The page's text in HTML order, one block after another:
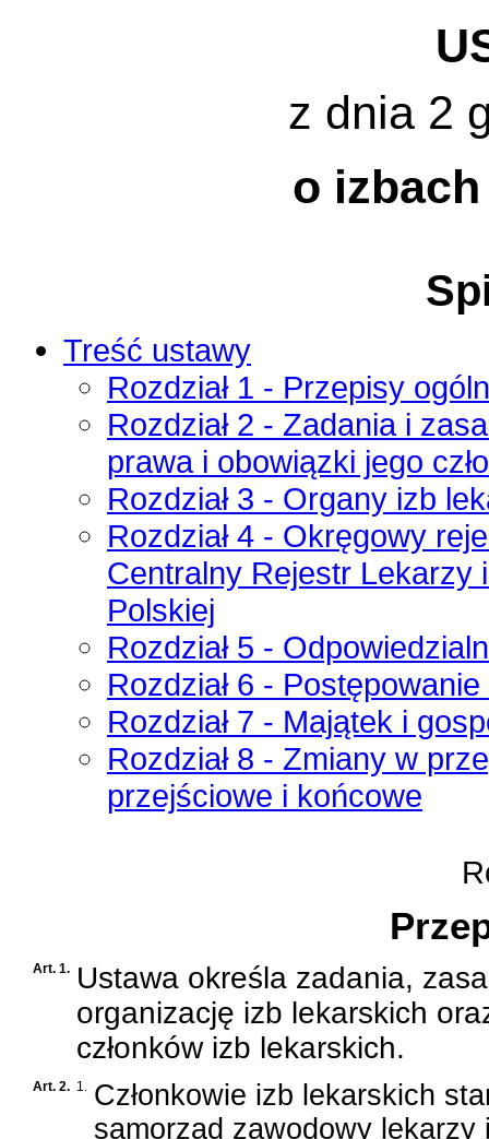
z dnia 2
o
Treść ustawy
Rozdział 1 - Przepisy
Rozdział 2 - Zadania i
prawa i obowiązki jego
Rozdział 3 - Organy izb
Rozdział 4 - Okręgowy
Centralny Rejestr Lekarzy
Polskiej
Rozdział 5 -
Rozdział 6 -
Rozdział 7 - Majątek i
Rozdział 8 - Zmiany w
przejściowe i końcowe
Art. 1. Ustawa określa zadania,
organizację izb lekarskich
członków izb lekarskich.
Art. 2. 1. Członkowie izb lekarskich
samorząd zawodowy lekarzy